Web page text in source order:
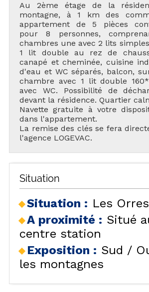
Au 2ème étage de la
montagne, à 1 km des
appartement de 5 pièces
pour 8 personnes,
chambres une avec 2 lits
1 lit double au rez de
canapé et cheminée, cuisine
d'eau et WC séparés, balcon,
chambre avec 1 lit double
avec WC. Possibilité de
devant la résidence. Quartier
Navette gratuite à votre
dans l'appartement.
La remise des clés se fera
l'agence LOGEVAC.
Situation
Situation : Les
A proximité : Situé
centre station
Exposition : Sud /
les montagnes